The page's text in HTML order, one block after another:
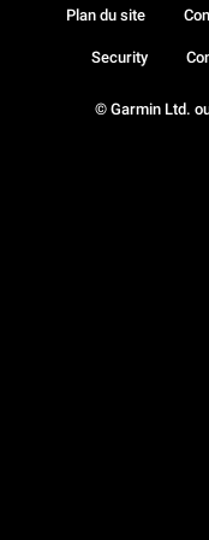
© Garmin Ltd.
Plan du site
Security